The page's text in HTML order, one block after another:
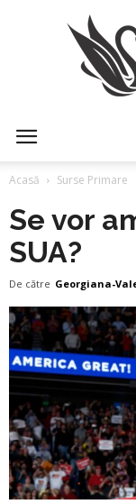
Acasă Surse Primare
Se vor
SUA?
De către Georgiana-